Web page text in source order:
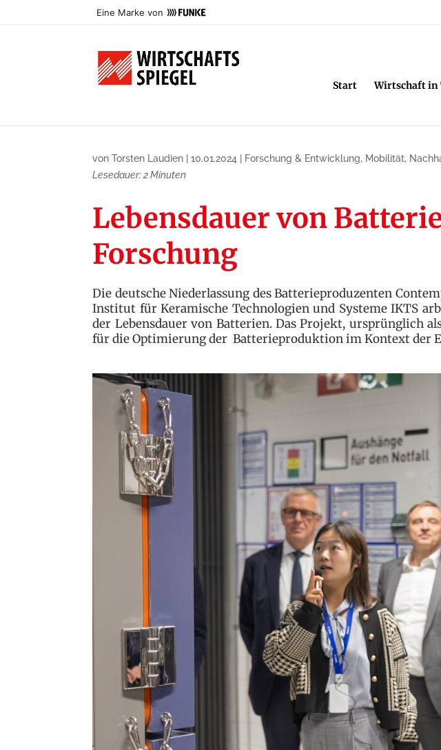
Eine Marke von
Start Wirtschaft in
vonTorsten Laudien |10.01.2024 Forschung & Entwicklung, Mobilität,
Lesedauer: 2 Minuten
Lebensdauer von
Forschung
Die deutsche Niederlassung des Batterieproduzenten
Institut für Keramische Technologien und Systeme IKTS
der Lebensdauer von Batterien. Das Projekt, ursprünglich
für die Optimierung der Batterieproduktion im Kontext der